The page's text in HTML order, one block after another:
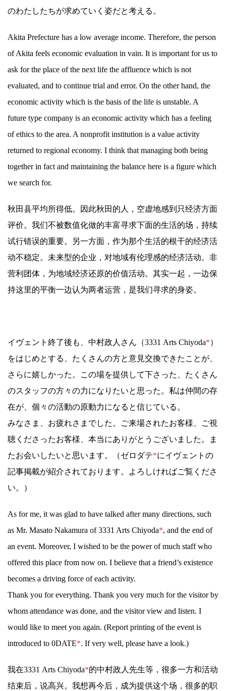
のわたしたちが求めていく姿だと考える。
Akita Prefecture has a low average income. Therefore, the person
of Akita feels economic evaluation in vain. It is important for us to
ask for the place of the next life the affluence which is not
evaluated, and to continue trial and error. On the other hand, the
economic activity which is the basis of the life is unstable. A
future type company is an economic activity which has a feeling
of ethics to the area. A nonprofit institution is a value activity
returned to regional economy. I think that managing both being
together in fact and maintaining the balance here is a figure which
we search for.
秋田县平均所得低。因此秋田的人，空虚地感到只经济方面
评价。我们不被数值化做的丰富寻求下面的生活的场，持续
试行错误的重要。另一方面，作为那个生活的根干的经济活
动不稳定。未来型的企业，对地域有伦理感的经济活动。非
营利团体，为地域经济还原的价值活动。其实一起，一边保
持这里的平衡一边认为两者运营，是我们寻求的身姿。
イヴェント終了後も、中村政人さん（3331 Arts Chiyoda*）
をはじめとする、たくさんの方と意見交換できたことが、
さらに嬉しかった。この場を提供して下さった、たくさん
のスタッフの方々の力になりたいと思った。私は仲間の存
在が、個々の活動の原動力になると信じている。
みなさま、お疲れさまでした。ご来場されたお客様、ご視
聴くださったお客様、本当にありがとうございました。ま
たお会いしたいと思います。（ゼロダテ*にイヴェントの
記事掲載が紹介されております。よろしければご覧くださ
い。）
As for me, it was glad to have talked after many directions, such
as Mr. Masato Nakamura of 3331 Arts Chiyoda*, and the end of
an event. Moreover, I wished to be the power of much staff who
offered this place from now on. I believe that a friend’s existence
becomes a driving force of each activity.
Thank you for everything. Thank you very much for the visitor by
whom attendance was done, and the visitor view and listen. I
would like to meet you again. (Report printing of the event is
introduced to 0DATE*. If very well, please have a look.)
我在3331 Arts Chiyoda*的中村政人先生等，很多一方和活动
结束后，说高兴。我想再今后，成为提供这个场，很多的职